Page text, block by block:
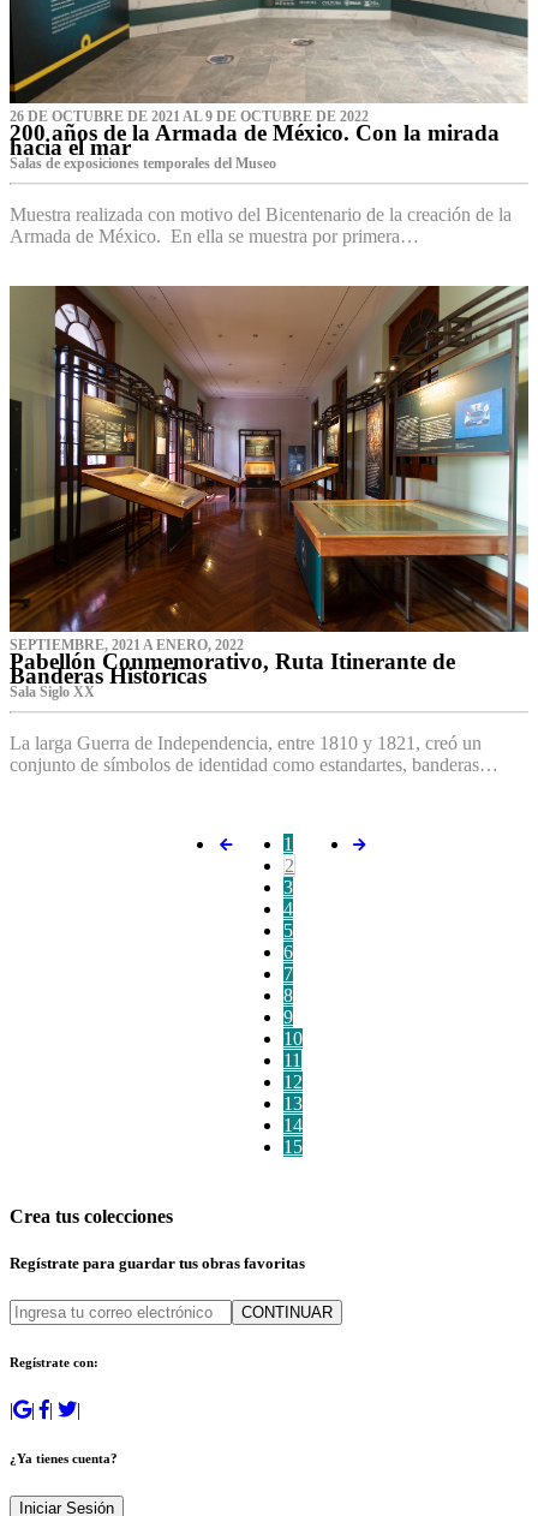
26 DE OCTUBRE DE 2021 AL 9 DE OCTUBRE DE 2022
200 años de la Armada de México. Con la mirada
hacia el mar
Salas de exposiciones temporales del Museo‌
Muestra realizada con motivo del Bicentenario de la creación de la
Armada de México. En ella se muestra por primera…
SEPTIEMBRE, 2021 A ENERO, 2022
Pabellón Conmemorativo, Ruta Itinerante de
Banderas Históricas
Sala Siglo XX
La larga Guerra de Independencia, entre 1810 y 1821, creó un
conjunto de símbolos de identidad como estandartes, banderas…
1
2
3
4
5
6
7
8
9
10
11
12
13
14
15
Crea tus colecciones
Regístrate para guardar tus obras favoritas
CONTINUAR
Regístrate con:
| | | |
¿Ya tienes cuenta?
Iniciar Sesión